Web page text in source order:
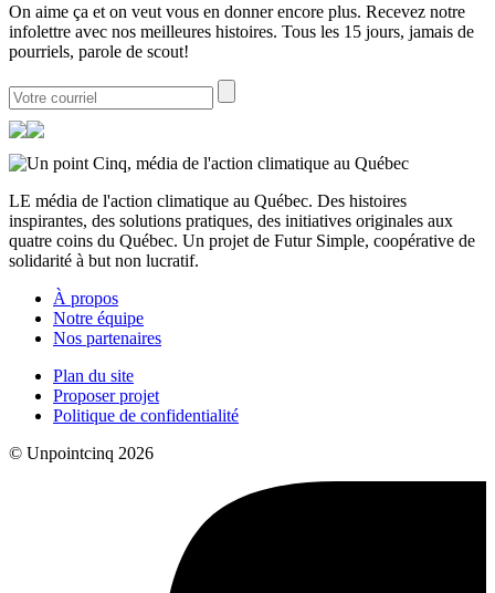
On aime ça et on veut vous en donner encore plus. Recevez notre
infolettre avec nos meilleures histoires. Tous les 15 jours, jamais de
pourriels, parole de scout!
LE média de l'action climatique au Québec. Des histoires
inspirantes, des solutions pratiques, des initiatives originales aux
quatre coins du Québec. Un projet de Futur Simple, coopérative de
solidarité à but non lucratif.
À propos
Notre équipe
Nos partenaires
Plan du site
Proposer projet
Politique de confidentialité
© Unpointcinq 2026